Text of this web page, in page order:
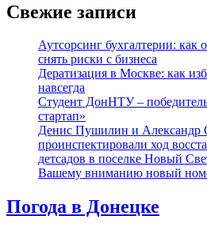
Свежие записи
Аутсорсинг бухгалтерии: как
снять риски с бизнеса
Дератизация в Москве: как
навсегда
Студент ДонНТУ –
стартап»
Денис Пушилин и Александр
проинспектировали ход
детсадов в поселке Новый
Вашему вниманию новый
Погода в Донецке